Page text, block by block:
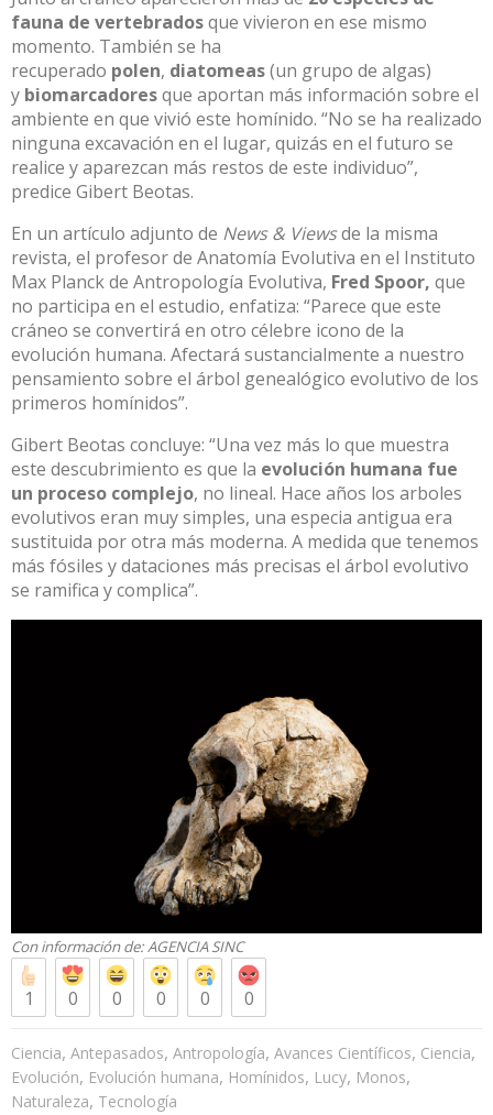
fauna de vertebradosque vivieron en ese mismo
momento. También se ha
recuperado polen, diatomeas(un grupo de algas)
y biomarcadoresque aportan más información sobre el
ambiente en que vivió este homínido. “No se ha realizado
ninguna excavación en el lugar, quizás en el futuro se
realice y aparezcan más restos de este individuo”,
predice Gibert Beotas.
En un artículo adjunto de News & Viewsde la misma
revista, el profesor de Anatomía Evolutiva en el Instituto
Max Planck de Antropología Evolutiva, Fred Spoor, que
no participa en el estudio, enfatiza: “Parece que este
cráneo se convertirá en otro célebre icono de la
evolución humana. Afectará sustancialmente a nuestro
pensamiento sobre el árbol genealógico evolutivo de los
primeros homínidos”.
Gibert Beotas concluye: “Una vez más lo que muestra
este descubrimiento es que la evolución humana fue
un proceso complejo, no lineal. Hace años los arboles
evolutivos eran muy simples, una especia antigua era
sustituida por otra más moderna. A medida que tenemos
más fósiles y dataciones más precisas el árbol evolutivo
se ramifica y complica”.
Con información de:AGENCIA SINC
1 0 0 0 0 0
Ciencia, Antepasados, Antropología, Avances Científicos, Ciencia,
Evolución, Evolución humana, Homínidos, Lucy, Monos,
Naturaleza, Tecnología